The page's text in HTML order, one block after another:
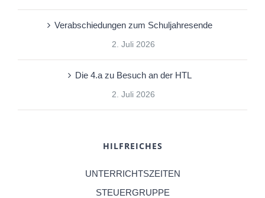
Verabschiedungen zum Schuljahresende
2. Juli 2026
Die 4.a zu Besuch an der HTL
2. Juli 2026
HILFREICHES
UNTERRICHTSZEITEN
STEUERGRUPPE